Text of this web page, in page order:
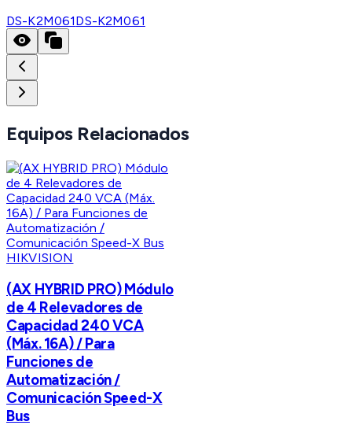
DS-K2M061DS-K2M061
Equipos Relacionados
HIKVISION
(AX HYBRID PRO) Módulo
de 4 Relevadores de
Capacidad 240 VCA
(Máx. 16A) / Para
Funciones de
Automatización /
Comunicación Speed-X
Bus